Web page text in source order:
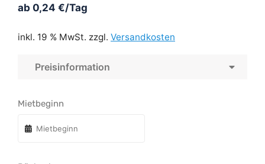
ab 0,24 €/Tag
inkl. 19 % MwSt. zzgl. Versandkosten
Preisinformation
Mietbeginn